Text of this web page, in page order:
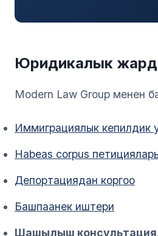
Юридикалык
Modern Law Group менен
Иммиграциялык кепилдик
Habeas corpus
Депортациядан коргоо
Башпаанек иштери
Шашылыш